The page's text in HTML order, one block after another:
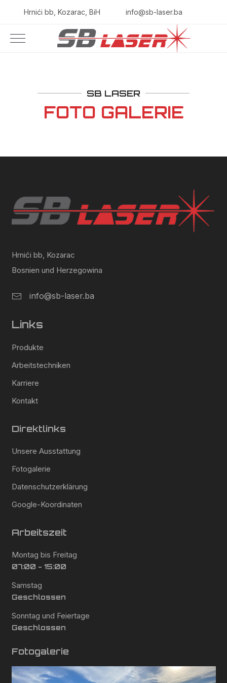
Hrnići bb, Kozarac, BiH info@sb-laser.ba
SB LASER
FOTO GALERIE
Hrnići bb, Kozarac
Bosnien und Herzegowina
info@sb-laser.ba
Links
Produkte
Arbeitstechniken
Karriere
Kontakt
Direktlinks
Unsere Ausstattung
Fotogalerie
Datenschutzerklärung
Google-Koordinaten
Arbeitszeit
Montag bis Freitag
07:00 - 15:00
Samstag
Geschlossen
Sonntag und Feiertage
Geschlossen
Fotogalerie